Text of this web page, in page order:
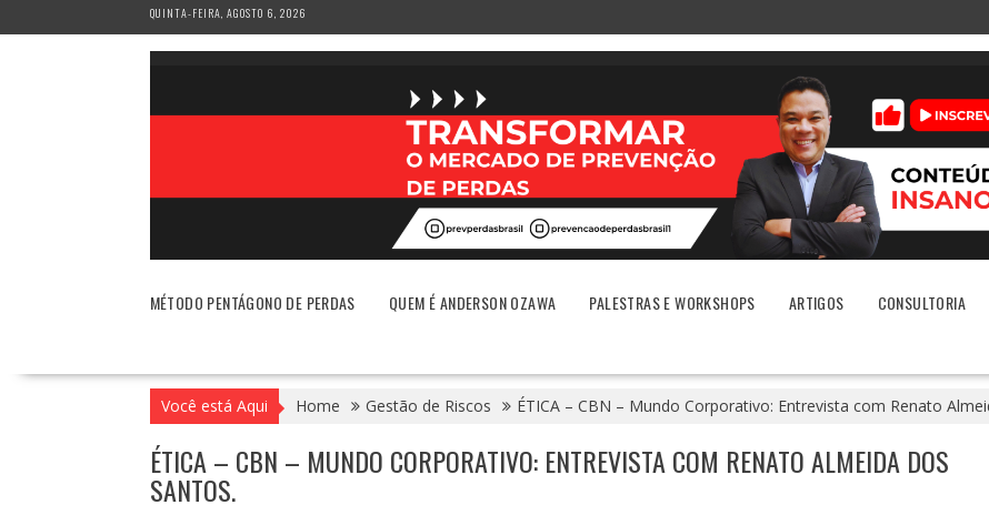
to
QUINTA-FEIRA, AGOSTO 6, 2026
MÉTODO PENTÁGONO DE PERDAS QUEM É ANDERSON OZAWA PALESTRAS E WORKSHOPS ARTIGOS CONSULTORIA
Você está Aqui Home Gestão de Riscos ÉTICA – CBN – Mundo Corporativo: Entrevista com Renato
ÉTICA – CBN – MUNDO CORPORATIVO: ENTREVISTA COM RENATO ALMEIDA DOS
SANTOS.